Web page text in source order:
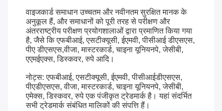
वाइजकार्ड समाधान उच्चतम और नवीनतम सुरक्षित मानक के
अनुकूल हैं, और समाधानों को पूरी तरह से परीक्षण और
अंतरराष्ट्रीय परीक्षण प्रयोगशालाओं द्वारा प्रमाणित किया गया
है, जैसे कि एफबीआई, एसटीक्यूसी, ईएमवी, पीसीआई डीएसएस,
पीए डीएसएस,वीजा, मास्टरकार्ड, चाइना यूनियनपे, जेसीबी,
एएमईएक्स, डिस्कवर, रुपे आदि।
नोट्स: एफबीआई, एसटीक्यूसी, ईएमवी, पीसीआईडीएसएस,
पीएडीएसएस, वीजा, मास्टरकार्ड, चाइना यूनियनपे, जेसीबी,
एमेक्स, डिस्कवर, रुपे एक पंजीकृत ट्रेडमार्क है। यहां संदर्भित
सभी ट्रेडमार्क संबंधित मालिकों की संपत्ति हैं।